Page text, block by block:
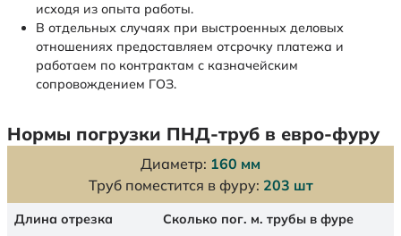
исходя из опыта работы.
В отдельных случаях при выстроенных деловых
отношениях предоставляем отсрочку платежа и
работаем по контрактам с казначейским
сопровождением ГОЗ.
Нормы погрузки ПНД-труб в евро-фуру
Диаметр: 160 мм
Труб поместится в фуру: 203 шт
Длина отрезка Сколько пог. м. трубы в фуре